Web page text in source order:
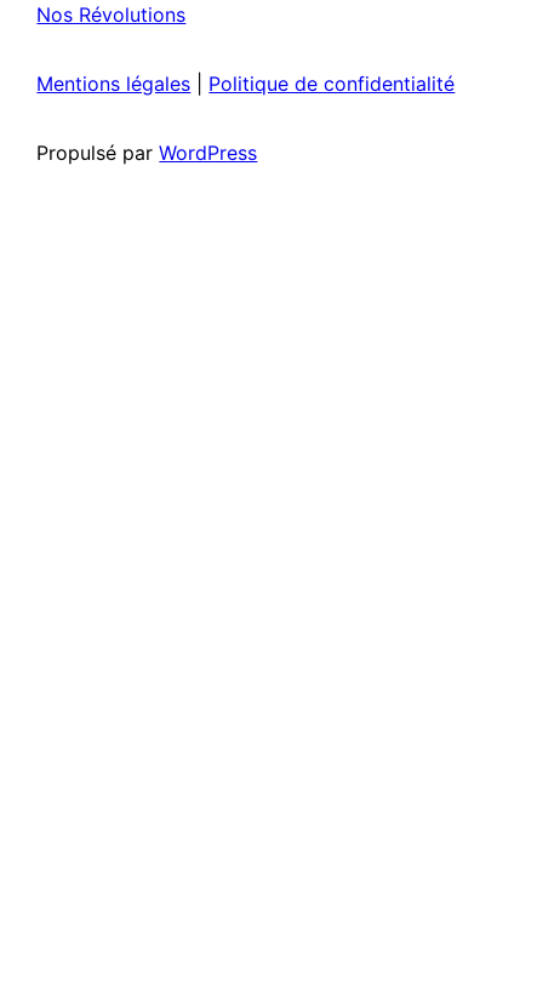
Nos Révolutions
Mentions légales Politique de confidentialité
Propulsé parWordPress